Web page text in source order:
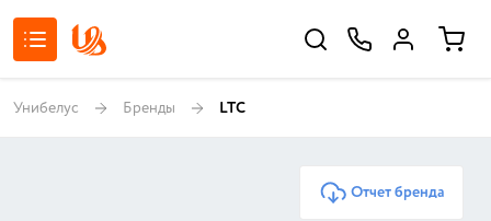
Унибелус Бренды LTC
Отчет бренда